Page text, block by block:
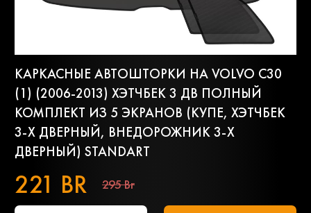
КАРКАСНЫЕ АВТОШТОРКИ НА VOLVO C30
(1) (2006-2013) ХЭТЧБЕК 3 ДВ ПОЛНЫЙ
КОМПЛЕКТ ИЗ 5 ЭКРАНОВ (КУПЕ, ХЭТЧБЕК
3-Х ДВЕРНЫЙ, ВНЕДОРОЖНИК 3-Х
ДВЕРНЫЙ) STANDART
221 BR 295 Br